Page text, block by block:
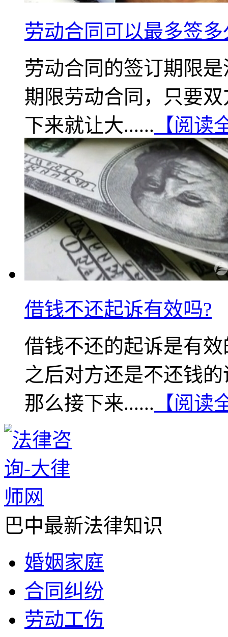
劳动合同可以最多签多
劳动合同的签订期限
期限劳动合同，只要
下来就让大...... 【阅读
借钱不还起诉有效吗?
借钱不还的起诉是有
之后对方还是不还钱
那么接下来...... 【阅读
巴中最新法律知识
婚姻家庭
合同纠纷
劳动工伤